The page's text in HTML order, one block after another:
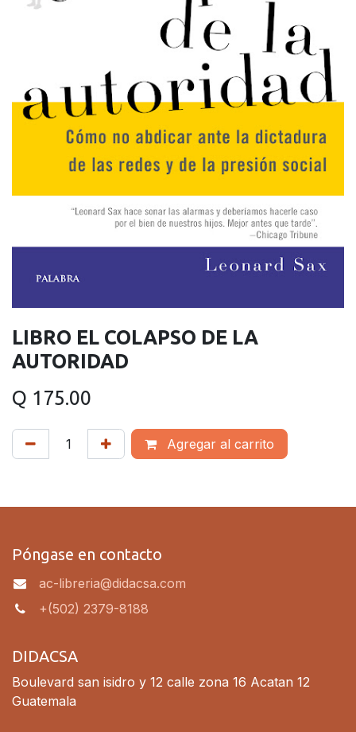
LIBRO EL COLAPSO DE LA
AUTORIDAD
Q 175.00
Agregar al carrito
Póngase en contacto
ac-libreria@didacsa.com
+(502) 2379-8188
DIDACSA
Boulevard san isidro y 12 calle zona 16 Acatan 12
Guatemala